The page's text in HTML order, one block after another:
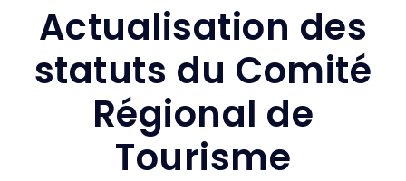
Actualisation des
statuts du Comité
Régional de
Tourisme